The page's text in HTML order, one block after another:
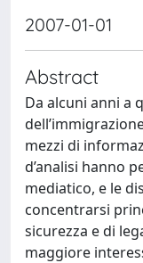
2007-01-01
Abstract
Da alcuni anni a
mezzi di
d’analisi hanno
mediatico, e le
concentrarsi
sicurezza e di
maggiore